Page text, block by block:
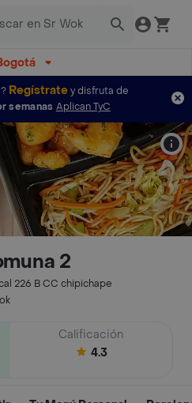
Regístratey disfruta de
semanas Aplican TyC
2
226 B CC chipichape
Calificación
4.3